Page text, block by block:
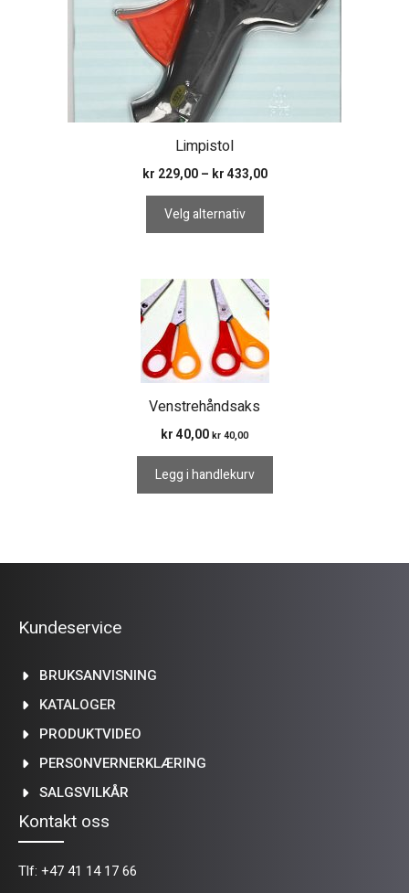
Limpistol
kr 229,00 – kr 433,00Prisområde:
Velg alternativ
Venstrehåndsaks
kr 40,00 kr 40,00
Legg i handlekurv
Kundeservice
BRUKSANVISNING
KATALOGER
PRODUKTVIDEO
PERSONVERNERKLÆRING
SALGSVILKÅR
Kontakt oss
Tlf: +47 41 14 17 66